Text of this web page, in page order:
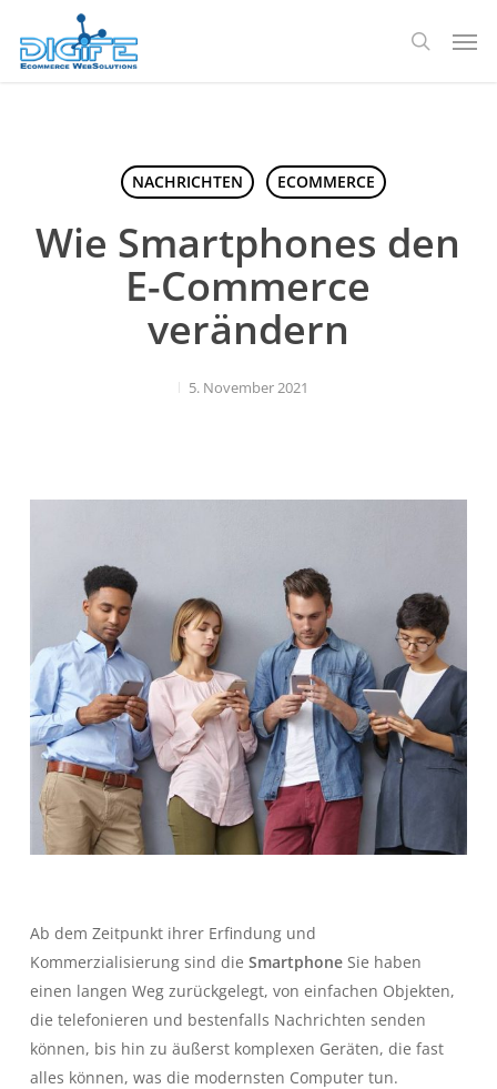
Hauptinhalt
springen
Suche
NACHRICHTEN ECOMMERCE
Wie Smartphones den
E-Commerce
verändern
5. November 2021
Ab dem Zeitpunkt ihrer Erfindung und
Kommerzialisierung sind die Smartphone Sie haben
einen langen Weg zurückgelegt, von einfachen Objekten,
die telefonieren und bestenfalls Nachrichten senden
können, bis hin zu äußerst komplexen Geräten, die fast
alles können, was die modernsten Computer tun.